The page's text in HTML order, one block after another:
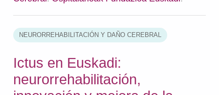
NEURORREHABILITACIÓN Y DAÑO CEREBRAL
Ictus en Euskadi:
neurorrehabilitación,